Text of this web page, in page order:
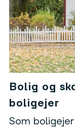
Bolig og
boligejer
Som